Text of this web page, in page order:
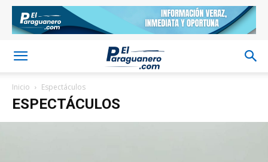
Inicio Espectáculos
ESPECTÁCULOS